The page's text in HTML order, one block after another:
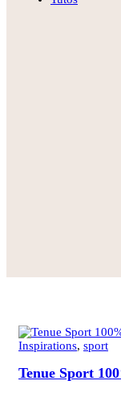
Inspirations, sport
Tenue Sport